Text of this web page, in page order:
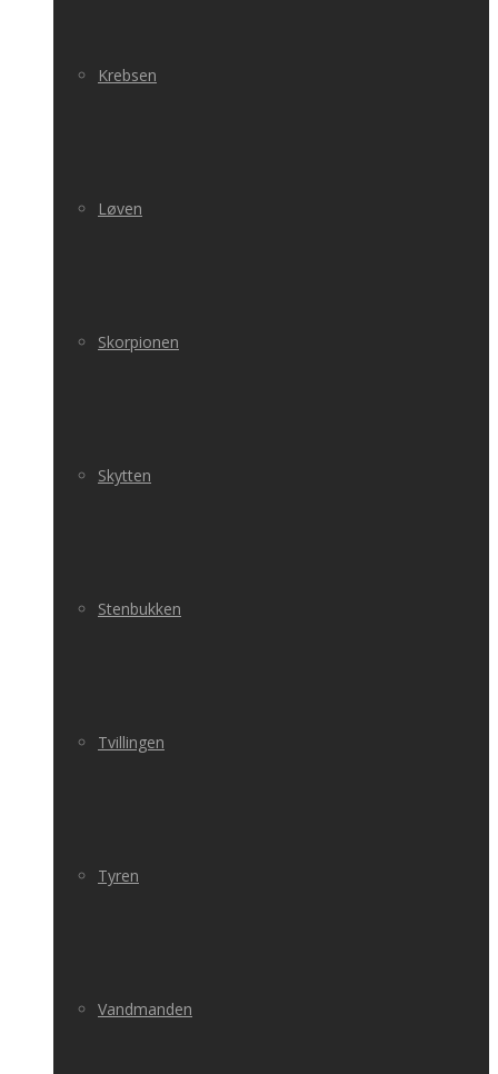
Krebsen
Løven
Skorpionen
Skytten
Stenbukken
Tvillingen
Tyren
Vandmanden